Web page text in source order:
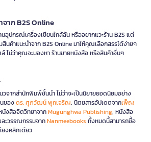
าก B2S Online
นอุปกรณ์เครื่องเขียนใกล้ฉัน หรืออยากแวะร้าน B2S แต่
สินค้าแนะนำจาก B2S Online มาให้คุณเลือกสรรได้ง่ายๆ
ไม่ว่าคุณจะมองหา ร้านขายหนังสือ หรือสินค้าอื่นๆ
วจากสำนักพิมพ์ชั้นนำ ไม่ว่าจะเป็นนิยายยอดนิยมอย่าง
ของดร. ศุภวัฒน์ พุกเจริญ, นิตยสารอัปเดตจากเพ็ญ
นังสือจิตวิทยาจากMugunghwa Publishing, หนังสือ
ะวรรณกรรมจากNanmeebooks ทั้งหมดนี้สามารถซื้อ
ยงคลิกเดียว